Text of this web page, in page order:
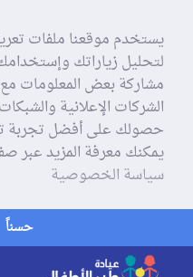
يستخدم موقعنا ملفات
لتحليل زياراتك
الشركات الإعلانية
حصولك على أفضل تجربة
يمكنك معرفة المزيد عبر
سياسة الخصوصية
حسناً